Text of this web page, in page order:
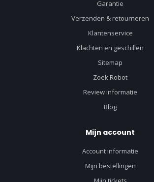
Garantie
Verzenden & retourneren
Klantenservice
Klachten en geschillen
Sitemap
Zoek Robot
Review informatie
Blog
Mijn account
Account informatie
Mijn bestellingen